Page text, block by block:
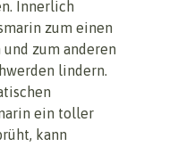
Innerlich
zum einen
zum anderen
lindern.
ein toller
kann